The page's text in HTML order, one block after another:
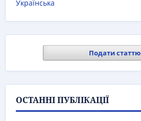
Українська
Подати статтю
ОСТАННІ ПУБЛІКАЦІЇ